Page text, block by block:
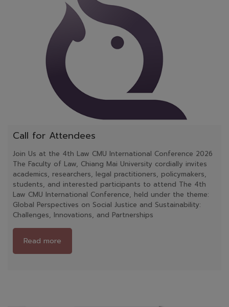
Call for Attendees
Join Us at the 4th Law CMU International Conference 2026
The Faculty of Law, Chiang Mai University cordially invites
academics, researchers, legal practitioners, policymakers,
students, and interested participants to attend The 4th
Law CMU International Conference, held under the theme:
Global Perspectives on Social Justice and Sustainability:
Challenges, Innovations, and Partnerships
Read more